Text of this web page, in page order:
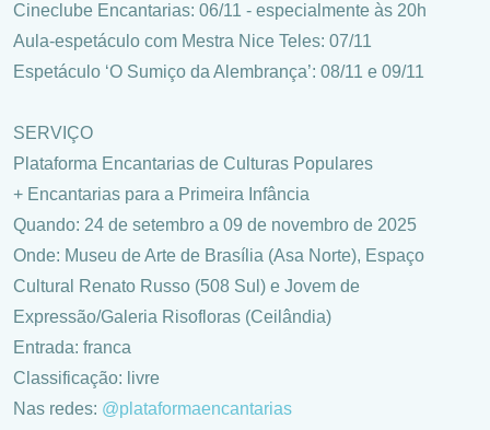
Cineclube Encantarias: 06/11 - especialmente às 20h
Aula-espetáculo com Mestra Nice Teles: 07/11
Espetáculo ‘O Sumiço da Alembrança’: 08/11 e 09/11
SERVIÇO
Plataforma Encantarias de Culturas Populares
+ Encantarias para a Primeira Infância
Quando: 24 de setembro a 09 de novembro de 2025
Onde: Museu de Arte de Brasília (Asa Norte), Espaço
Cultural Renato Russo (508 Sul) e Jovem de
Expressão/Galeria Risofloras (Ceilândia)
Entrada: franca
Classificação: livre
Nas redes: @plataformaencantarias